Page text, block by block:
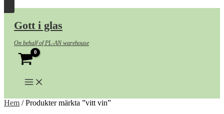
Hoppa
innehåll
Gott i glas
On behalf of PL-AN warehouse
Hem / Produkter märkta ”vitt vin”